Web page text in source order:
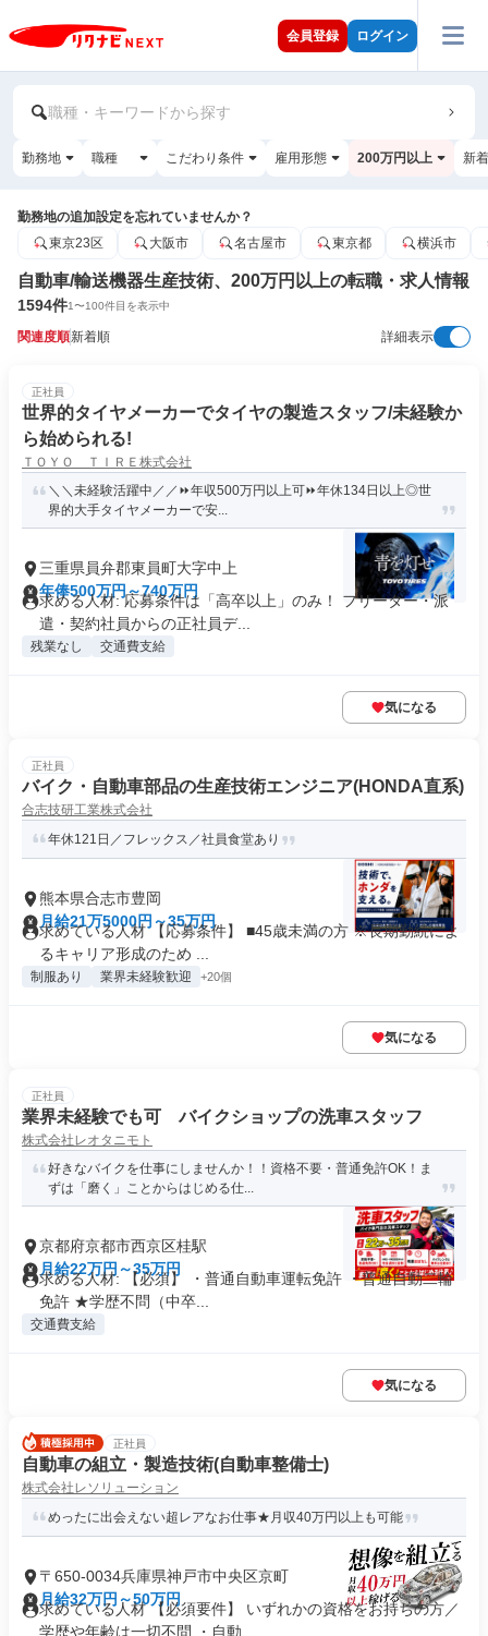
会員登録 ログイン
職種・キーワードから探す
勤務地 職種 こだわり条件 雇用形態 200万円以上 新
勤務地の追加設定を忘れていませんか？
東京23区
大阪市 名古屋市 東京都 横浜市
自動車/輸送機器生産技術、200万円以上の転職・求人情報
1594件1〜100件目を表示中
関連度順新着順 詳細表示
正社員
世界的タイヤメーカーでタイヤの製造スタッフ/未経験か
ら始められる!
ＴＯＹＯ ＴＩＲＥ株式会社
＼＼未経験活躍中／／⏩年収500万円以上可⏩年休134日以上◎世
界的大手タイヤメーカーで安...
三重県員弁郡東員町大字中上
年俸500万円～740万円
求める人材: 応募条件は「高卒以上」のみ！ フリーター・派
遣・契約社員からの正社員デ...
残業なし 交通費支給
気になる
正社員
バイク・自動車部品の生産技術エンジニア(HONDA直系)
合志技研工業株式会社
年休121日／フレックス／社員食堂あり
熊本県合志市豊岡
月給21万5000円～35万円
求めている人材 【応募条件】 ■45歳未満の方 ※長期勤続によ
るキャリア形成のため ...
制服あり 業界未経験歓迎 +20個
気になる
正社員
業界未経験でも可 バイクショップの洗車スタッフ
株式会社レオタニモト
好きなバイクを仕事にしませんか！！資格不要・普通免許OK！ま
ずは「磨く」ことからはじめる仕...
京都府京都市西京区桂駅
月給22万円～35万円
求める人材: 【必須】 ・普通自動車運転免許 ・普通自動二輪
免許 ★学歴不問（中卒...
交通費支給
気になる
正社員
自動車の組立・製造技術(自動車整備士)
株式会社レソリューション
めったに出会えない超レアなお仕事★月収40万円以上も可能
〒650-0034兵庫県神戸市中央区京町
月給32万円～50万円
求めている人材 【必須要件】 いずれかの資格をお持ちの方／
学歴や年齢は一切不問 ・自動...